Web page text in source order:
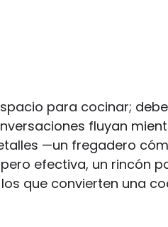
para cocinar;
fluyan
—un fregadero
efectiva, un rincón
que convierten una